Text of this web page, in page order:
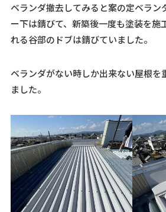
ベランダ撤去してみると案の定ベラン
ー下は錆びて、新築後一度も塗装を施
れる谷部のドブは錆びていました。
ベランダがない時しか出来ない屋根を
ました。